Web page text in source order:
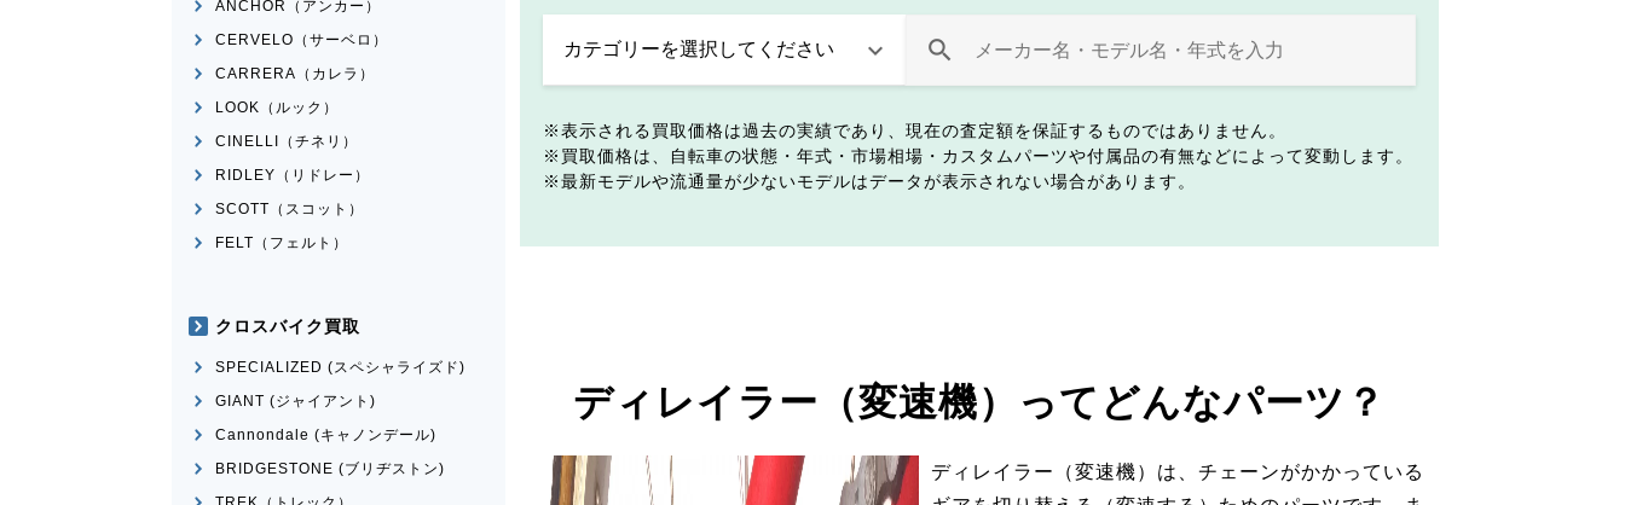
表示される買取価格は過去の実績であり、現在の査定額を保証するものではありません。
買取価格は、自転車の状態・年式・市場相場・カスタムパーツや付属品の有無などによって変動します。
最新モデルや流通量が少ないモデルはデータが表示されない場合があります。
ディレイラー（変速機）ってどんなパーツ？
ディレイラー（変速機）は、チェーンがかかっている
ANCHOR（アンカー）
CERVELO（サーベロ）
CARRERA（カレラ）
LOOK（ルック）
CINELLI（チネリ）
RIDLEY（リドレー）
SCOTT（スコット）
FELT（フェルト）
クロスバイク買取
SPECIALIZED (スペシャライズド)
GIANT (ジャイアント)
Cannondale (キャノンデール)
BRIDGESTONE (ブリヂストン)